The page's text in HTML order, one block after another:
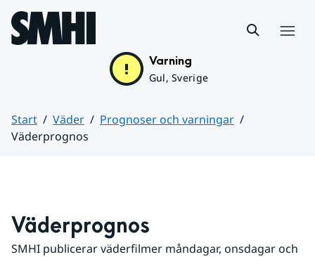
Hoppa till sidans innehåll
Varning
Gul, Sverige
Start Väder
Prognoser och varningar
Väderprognos
Väderprognos
SMHI publicerar väderfilmer måndagar, onsdagar och